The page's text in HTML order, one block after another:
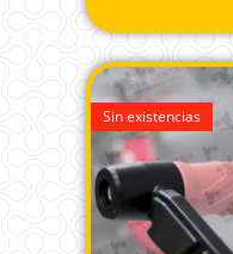
Sin existencias